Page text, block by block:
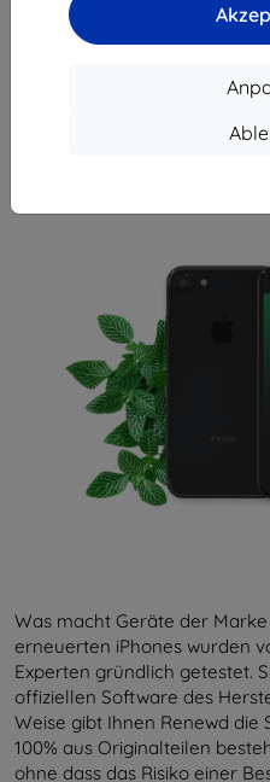
iPhone
Renewd-Markengeräte sind
auszeichnen. Wenn Sie sich
Was macht Geräte der
erneuerten iPhones wurden
Experten gründlich getestet.
offiziellen Software des
Weise gibt Ihnen Renewd die
100% aus Originalteilen
ohne dass das Risiko einer